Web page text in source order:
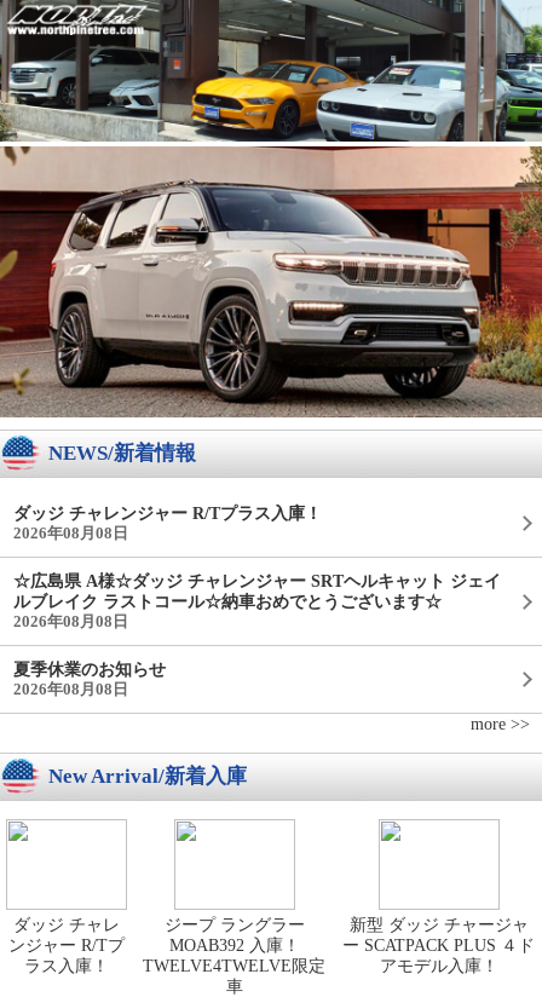
NEWS/新着情報
ダッジ チャレンジャー R/Tプラス入庫！
2026年08月08日
☆広島県 A様☆ダッジ チャレンジャー SRTヘルキャット ジェイ
ルブレイク ラストコール☆納車おめでとうございます☆
2026年08月08日
夏季休業のお知らせ
2026年08月08日
more >>
New Arrival/新着入庫
ダッジ チャレ
ンジャー R/Tプ
ラス入庫！
ジープ ラングラー
MOAB392 入庫！
TWELVE4TWELVE限定
車
新型 ダッジ チャージャ
ー SCATPACK PLUS ４ド
アモデル入庫！